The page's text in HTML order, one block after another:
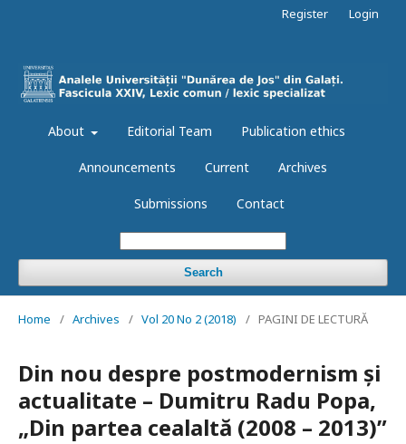
About Editorial Team Publication ethics
Announcements Current Archives
Submissions Contact
Search
Register Login
Home / Archives / Vol 20 No 2 (2018) / PAGINI DE LECTURĂ
Din nou despre postmodernism și
actualitate – Dumitru Radu Popa,
„Din partea cealaltă (2008 – 2013)”